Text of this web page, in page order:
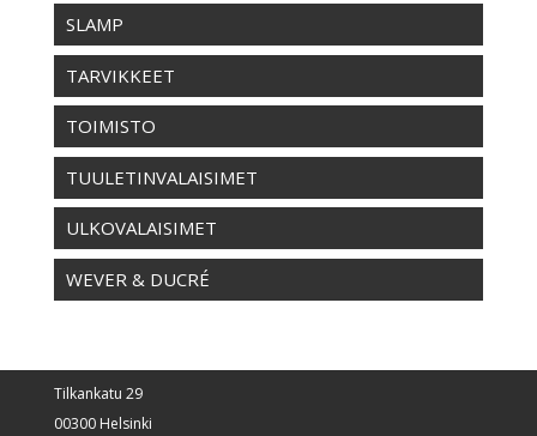
SLAMP
TARVIKKEET
TOIMISTO
TUULETINVALAISIMET
ULKOVALAISIMET
WEVER & DUCRÉ
Tilkankatu 29
00300 Helsinki